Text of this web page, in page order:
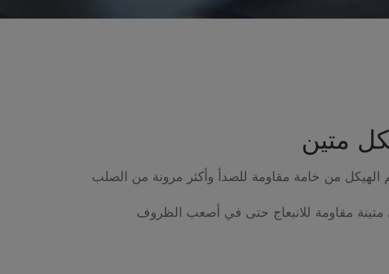
متين
من خامة مقاومة للصدأ وأكثر مرونة من الصلب
مقاومة للانبعاج حتى في أصعب الظروف